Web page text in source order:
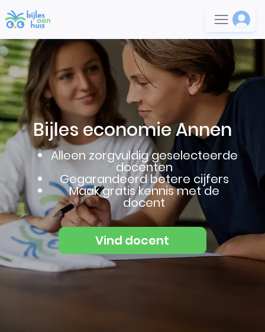
Bijles economie Annen
Alleen zorgvuldig geselecteerde
docenten
Gegarandeerd betere cijfers
Maak gratis kennis met de
docent
Vind docent